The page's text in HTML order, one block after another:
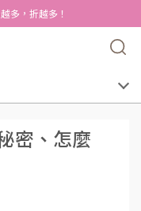
多，折越多！
密、怎麼